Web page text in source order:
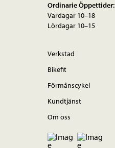
Ordinarie Öppettider:
Vardagar 10–18
Lördagar 10–15
Verkstad
Bikefit
Förmånscykel
Kundtjänst
Om oss